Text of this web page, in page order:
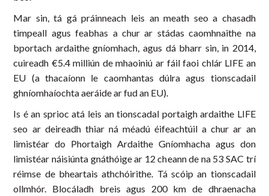
Mar sin, tá gá práinneach leis an meath seo a chasadh
timpeall agus feabhas a chur ar stádas caomhnaithe na
bportach ardaithe gníomhach, agus dá bharr sin, in 2014,
cuireadh €5.4 milliún de mhaoiniú ar fáil faoi chlár LIFE an
EU (a thacaíonn le caomhantas dúlra agus tionscadail
ghníomhaíochta aeráide ar fud an EU).
Is é an sprioc atá leis an tionscadal portaigh ardaithe LIFE
seo ar deireadh thiar ná méadú éifeachtúil a chur ar an
limistéar do Phortaigh Ardaithe Gníomhacha agus don
limistéar náisiúnta gnáthóige ar 12 cheann de na 53 SAC trí
réimse de bheartais athchóirithe. Tá scóip an tionscadail
ollmhór. Blocáladh breis agus 200 km de dhraenacha